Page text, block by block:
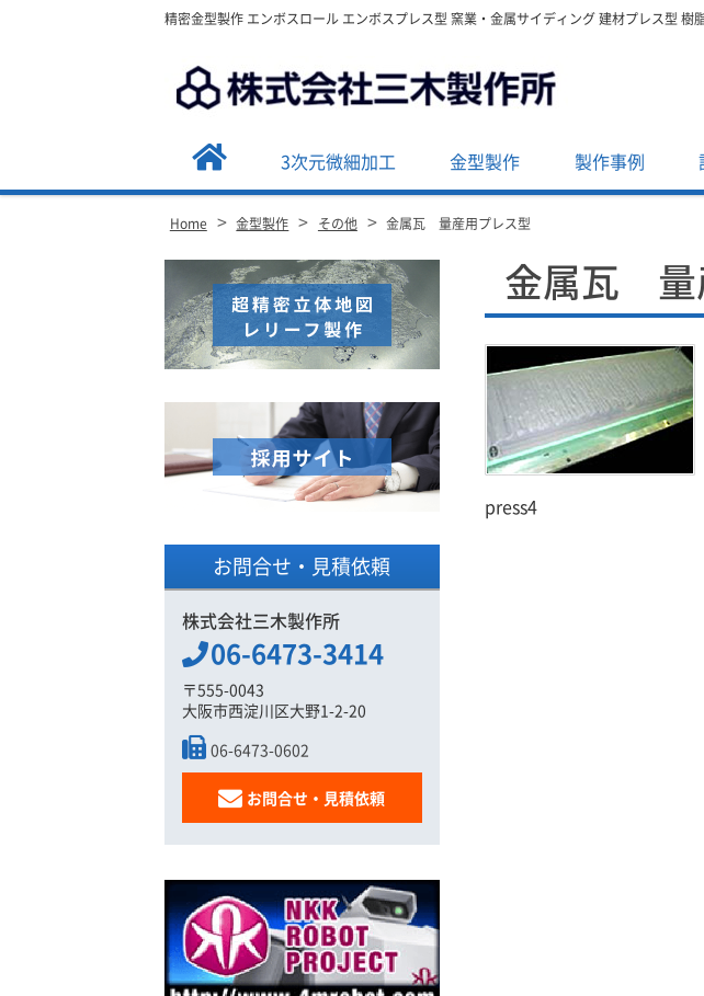
精密金型製作 エンボスロール エンボスプレス型 窯業・金属サイディング 建材プレス型 樹
3次元微細加工 金型製作 製作事例
Home > 金型製作 > その他 > 金属瓦 量産用プレス型
金属瓦 量
press4
お問合せ・見積依頼
株式会社三木製作所
06-6473-3414
〒555-0043
大阪市西淀川区大野1-2-20
06-6473-0602
お問合せ・見積依頼